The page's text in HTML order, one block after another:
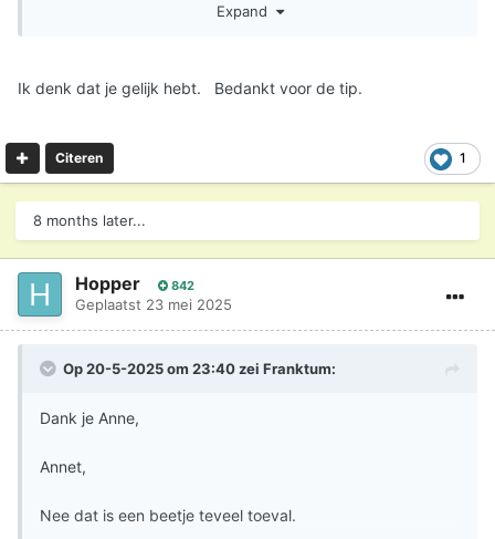
Expand
Ik denk dat je gelijk hebt. Bedankt voor de tip.
1
Citeren
8 months later...
Hopper 842
Geplaatst 23 mei 2025
Op 20-5-2025 om 23:40 zei Franktum:
Dank je Anne,
Annet,
Nee dat is een beetje teveel toeval.